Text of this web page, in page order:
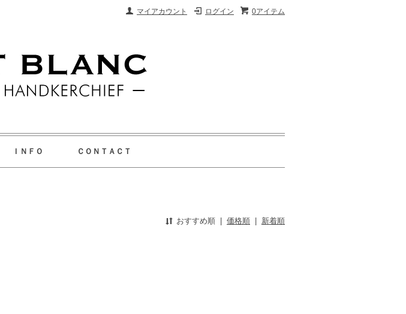
0アイテム
ログイン
マイアカウント
ＩＮＦＯ ＣＯＮＴＡＣＴ
おすすめ順 | 価格順 | 新着順